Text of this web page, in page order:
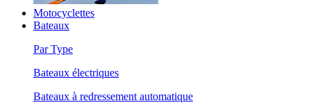
Motocyclettes
Bateaux
Par Type
Bateaux électriques
Bateaux à redressement automatique